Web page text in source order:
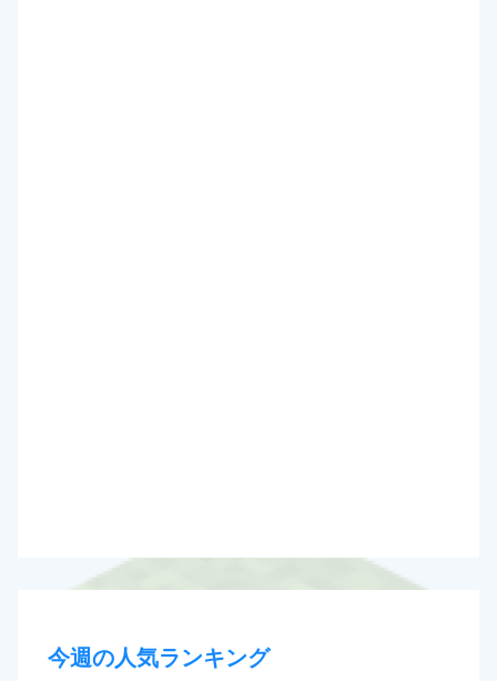
今週の人気ランキング